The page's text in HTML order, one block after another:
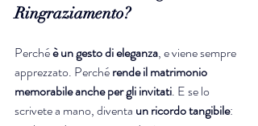
Ringraziamento?
Perché è un gesto di eleganza, e viene sempre
apprezzato. Perché rende il matrimonio
memorabile anche per gli invitati. E se lo
scrivete a mano, diventa un ricordo tangibile: